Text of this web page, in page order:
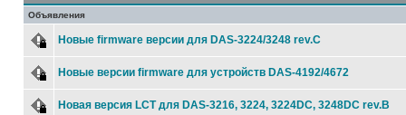
Объявления
Новые firmware версии для DAS-3224/3248 rev.C
Новые версии firmware для устройств DAS-4192/4672
Новая версия LCT для DAS-3216, 3224, 3224DC, 3248DС rev.B